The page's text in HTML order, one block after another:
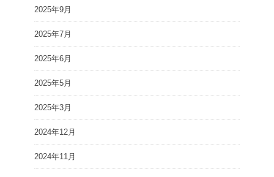
2025年9月
2025年7月
2025年6月
2025年5月
2025年3月
2024年12月
2024年11月